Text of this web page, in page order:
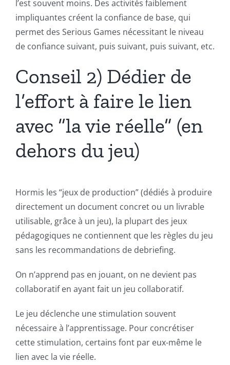
l’est souvent moins. Des activités faiblement
impliquantes créent la confiance de base, qui
permet des Serious Games nécessitant le niveau
de confiance suivant, puis suivant, puis suivant, etc.
Conseil 2) Dédier de
l’effort à faire le lien
avec “la vie réelle” (en
dehors du jeu)
Hormis les “jeux de production” (dédiés à produire
directement un document concret ou un livrable
utilisable, grâce à un jeu), la plupart des jeux
pédagogiques ne contiennent que les règles du jeu
sans les recommandations de debriefing.
On n’apprend pas en jouant, on ne devient pas
collaboratif en ayant fait un jeu collaboratif.
Le jeu déclenche une stimulation souvent
nécessaire à l’apprentissage. Pour concrétiser
cette stimulation, certains font par eux-même le
lien avec la vie réelle.